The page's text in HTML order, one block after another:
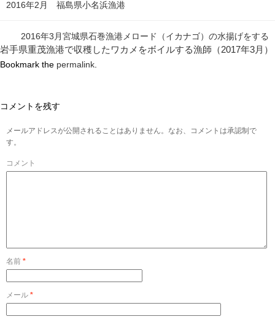
2016年2月 福島県小名浜漁港
2016年3月宮城県石巻漁港メロード（イカナゴ）の水揚げをする
岩手県重茂漁港で収穫したワカメをボイルする漁師（2017年3月）
Bookmark the permalink
コメントを残す
メールアドレスが公開されることはありません。なお、コメントは承認制で
す。
コメント
名前 *
メール *